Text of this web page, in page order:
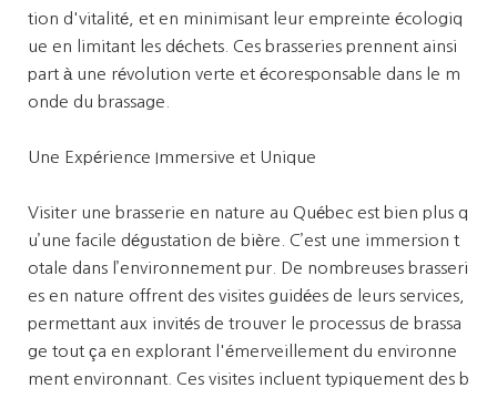
tion d'vitalité, et en minimisant leur empreinte écologiq
ue en limitant les déchets. Ces brasseries prennent ainsi
part à une révolution verte et écoresponsable dans le m
onde du brassage.
Une Expérience Immersive et Unique
Visiter une brasserie en nature au Québec est bien plus q
u’une facile dégustation de bière. C’est une immersion t
otale dans l’environnement pur. De nombreuses brasseri
es en nature offrent des visites guidées de leurs services,
permettant aux invités de trouver le processus de brassa
ge tout ça en explorant l'émerveillement du environne
ment environnant. Ces visites incluent typiquement des b